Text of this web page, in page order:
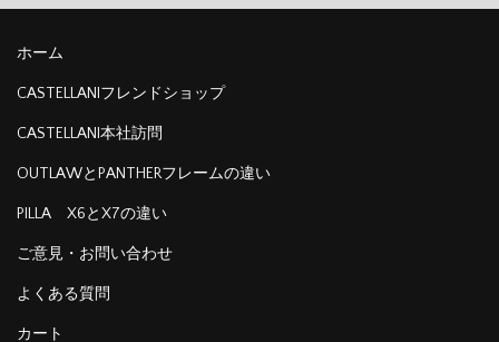
ホーム
CASTELLANIフレンドショップ
CASTELLANI本社訪問
OUTLAWとPANTHERフレームの違い
PILLA X6とX7の違い
ご意見・お問い合わせ
よくある質問
カート